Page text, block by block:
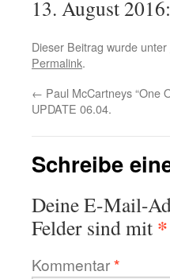
13. August
Dieser Beitrag wurde unter
Permalink.
← Paul McCartneys “One
UPDATE 06.04.
Schreibe
Deine E-Mail-
Felder sind mit *
Kommentar*